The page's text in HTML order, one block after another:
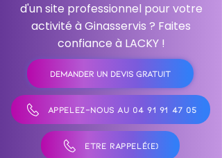
d'un site professionnel pour votre
activité à Ginasservis ? Faites
confiance à LACKY !
DEMANDER UN DEVIS GRATUIT
APPELEZ-NOUS AU 04 91 91 47 05
ÊTRE RAPPELÉ(E)